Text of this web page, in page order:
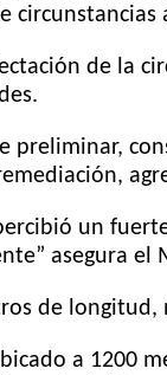
circunstancias
de la
un
asegura
de
a 1200